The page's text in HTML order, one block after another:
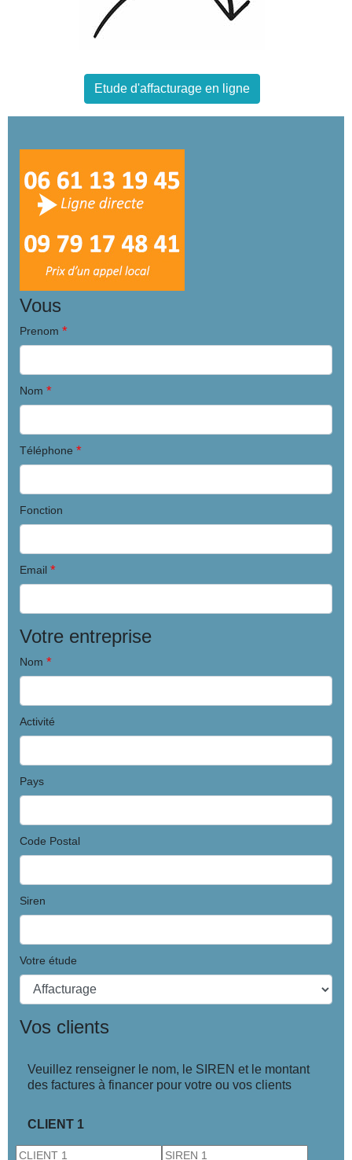
Etude d'affacturage en ligne
Vous
Prenom *
Nom *
Téléphone *
Fonction
Email *
Votre entreprise
Nom *
Activité
Pays
Code Postal
Siren
Votre étude
Vos clients
Veuillez renseigner le nom, le SIREN et le montant
des factures à financer pour votre ou vos clients
CLIENT 1